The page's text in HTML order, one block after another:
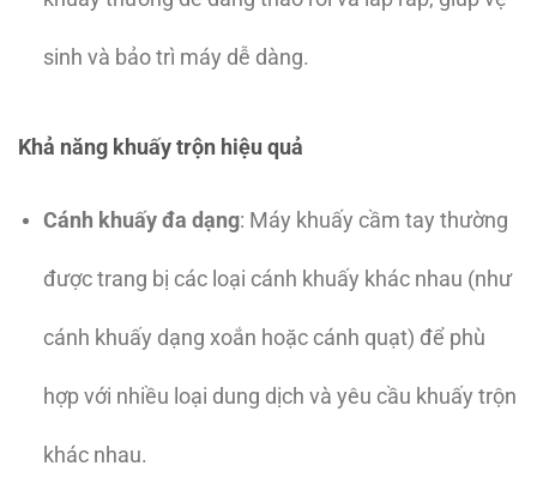
sinh và bảo trì máy dễ dàng.
Khả năng khuấy trộn hiệu quả
Cánh khuấy đa dạng: Máy khuấy cầm tay thường
được trang bị các loại cánh khuấy khác nhau (như
cánh khuấy dạng xoắn hoặc cánh quạt) để phù
hợp với nhiều loại dung dịch và yêu cầu khuấy trộn
khác nhau.